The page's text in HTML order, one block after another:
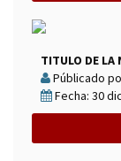
TITULO DE LA
Públicado
Fecha: 30